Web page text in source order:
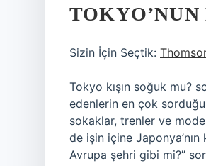
Sizin İçin Seçtik:
Tokyo kışın soğuk mu?
edenlerin en çok
sokaklar, trenler ve
de işin içine
Avrupa şehri gibi mi?”